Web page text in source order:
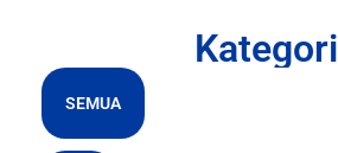
Kategori
SEMUA